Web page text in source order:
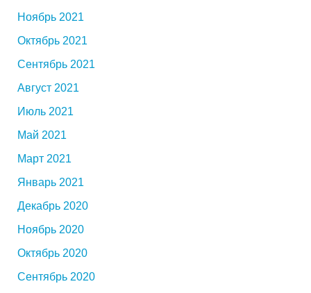
Ноябрь 2021
Октябрь 2021
Сентябрь 2021
Август 2021
Июль 2021
Май 2021
Март 2021
Январь 2021
Декабрь 2020
Ноябрь 2020
Октябрь 2020
Сентябрь 2020